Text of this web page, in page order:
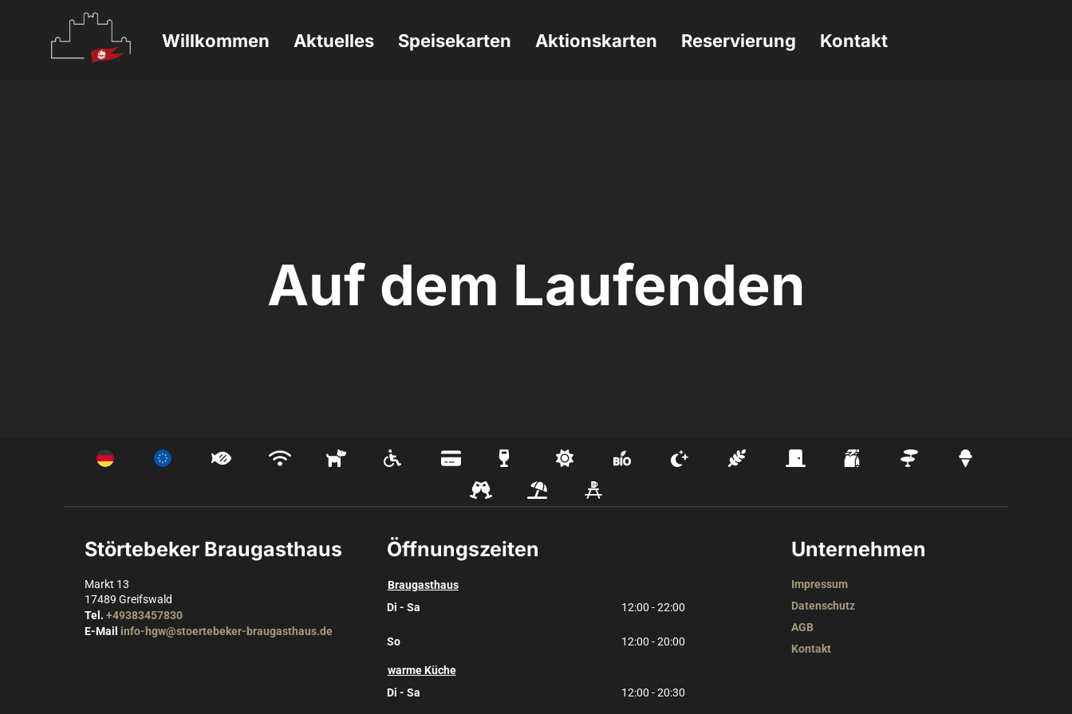
Willkommen Aktuelles Speisekarten Aktionskarten Reservierung Kontakt
Auf dem Laufenden
Störtebeker Braugasthaus
Markt 13
17489 Greifswald
Tel. +49383457830
E-Mail info-hgw@stoertebeker-braugasthaus.de
Öffnungszeiten
Braugasthaus
Di - Sa
12:00 - 22:00
So 12:00 - 20:00
warme Küche
Di - Sa
12:00 - 20:30
Unternehmen
Impressum
Datenschutz
AGB
Kontakt